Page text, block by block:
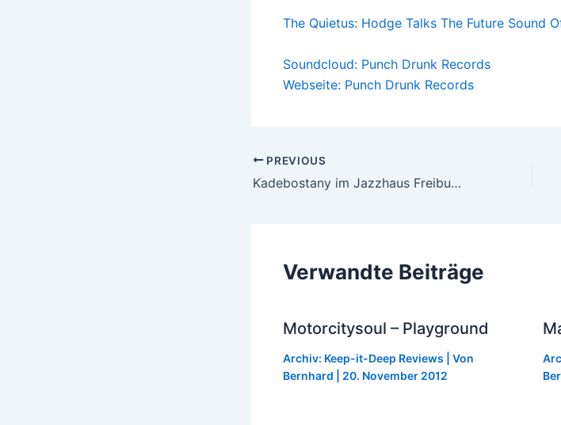
The Quietus: Hodge Talks The Future Sound
Soundcloud: Punch Drunk Records
Webseite: Punch Drunk Records
Post
navigation
PREVIOUS
Kadebostany im Jazzhaus Freiburg, Dienstag, 26. November 2013
Verwandte Beiträge
Motorcitysoul – Playground
Archiv: Keep-it-Deep Reviews | Von
Bernhard
20. November 2012